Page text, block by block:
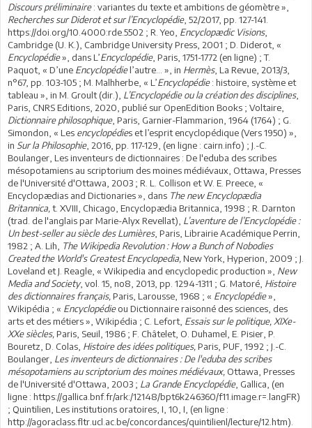
Discours préliminaire: variantes du texte et ambitions de géomètre »,
Recherches sur Diderot et sur l’Encyclopédie, 52/2017, pp. 127-141.
https://doi.org/10.4000:rde.5502 ; R. Yeo, Encyclopædic Visions,
Cambridge (U. K.), Cambridge University Press, 2001 ; D. Diderot, «
Encyclopédie», dans L’Encyclopédie, Paris, 1751-1772 (en ligne) ; T.
Paquot, « D’une Encyclopédiel’autre… », in Hermès, La Revue, 2013/3,
n°67, pp. 103-105 ; M. Malhherbe, « L’Encyclopédie: histoire, système et
tableau », in M. Groult (dir.), L’Encyclopédie ou la création des disciplines,
Paris, CNRS Editions, 2020, publié sur OpenEdition Books ; Voltaire,
Dictionnaire philosophique, Paris, Garnier-Flammarion, 1964 (1764) ; G.
Simondon, « Les encyclopédies et l’esprit encyclopédique (Vers 1950) »,
in Sur la Philosophie, 2016, pp. 117-129, (en ligne : cairn.info) ; J.-C.
Boulanger, Les inventeurs de dictionnaires : De l'eduba des scribes
mésopotamiens au scriptorium des moines médiévaux, Ottawa, Presses
de l'Université d'Ottawa, 2003 ; R. L. Collison et W. E. Preece, «
Encyclopædias and Dictionaries », dans The new Encyclopædia
Britannica, t. XVIII, Chicago, Encyclopædia Britannica, 1998 ; R. Darnton
(trad. de l'anglais par Marie-Alyx Revellat), L’aventure de l’Encyclopédie :
Un best-seller au siècle des Lumières, Paris, Librairie Académique Perrin,
1982 ; A. Lih,
The Wikipedia Revolution : How a Bunch of Nobodies
Created the World's Greatest Encyclopedia, New York, Hyperion, 2009 ; J.
Loveland et J. Reagle, « Wikipedia and encyclopedic production », New
Media and Society, vol. 15, no8,‎ 2013, pp. 1294-1311 ; G. Matoré, Histoire
des dictionnaires français, Paris, Larousse, 1968 ; « Encyclopédie»,
Wikipédia ; « Encyclopédieou Dictionnaire raisonné des sciences, des
arts et des métiers », Wikipédia ; C. Lefort, Essais sur le politique, XIXe-
XXe siècles, Paris, Seuil, 1986 ; F. Châtelet, O. Duhamel, E. Pisier, P.
Bouretz, D. Colas, Histoire des idées politiques, Paris, PUF, 1992 ; J.-C.
Boulanger, Les inventeurs de dictionnaires : De l'eduba des scribes
mésopotamiens au scriptorium des moines médiévaux, Ottawa, Presses
de l'Université d'Ottawa, 2003 ; La Grande Encyclopédie, Gallica, (en
ligne : https://gallica.bnf.fr/ark:/12148/bpt6k246360/f11.image.r=.langFR)
; Quintilien, Les institutions oratoires, I, 10, I, (en ligne :
http://agoraclass.fltr.ucl.ac.be/concordances/quintilienl/lecture/12.htm).